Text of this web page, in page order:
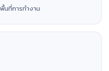
นที่การทำงาน